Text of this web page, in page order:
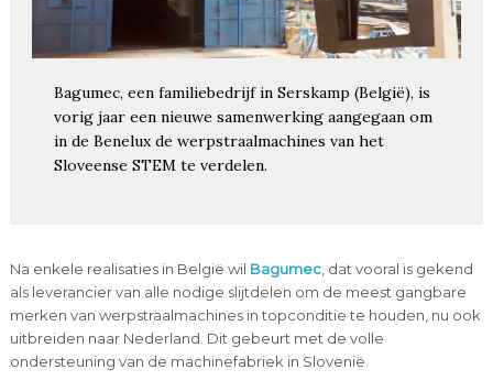
Bagumec, een familiebedrijf in Serskamp (België), is
vorig jaar een nieuwe samenwerking aangegaan om
in de Benelux de werpstraalmachines van het
Sloveense STEM te verdelen.
Na enkele realisaties in België wil Bagumec, dat vooral is gekend
als leverancier van alle nodige slijtdelen om de meest gangbare
merken van werpstraalmachines in topconditie te houden, nu ook
uitbreiden naar Nederland. Dit gebeurt met de volle
ondersteuning van de machinefabriek in Slovenië.